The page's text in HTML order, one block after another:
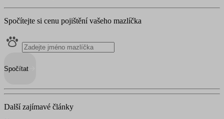
Spočítejte si cenu pojištění vašeho mazlíčka
Spočítat
Další zajímavé články